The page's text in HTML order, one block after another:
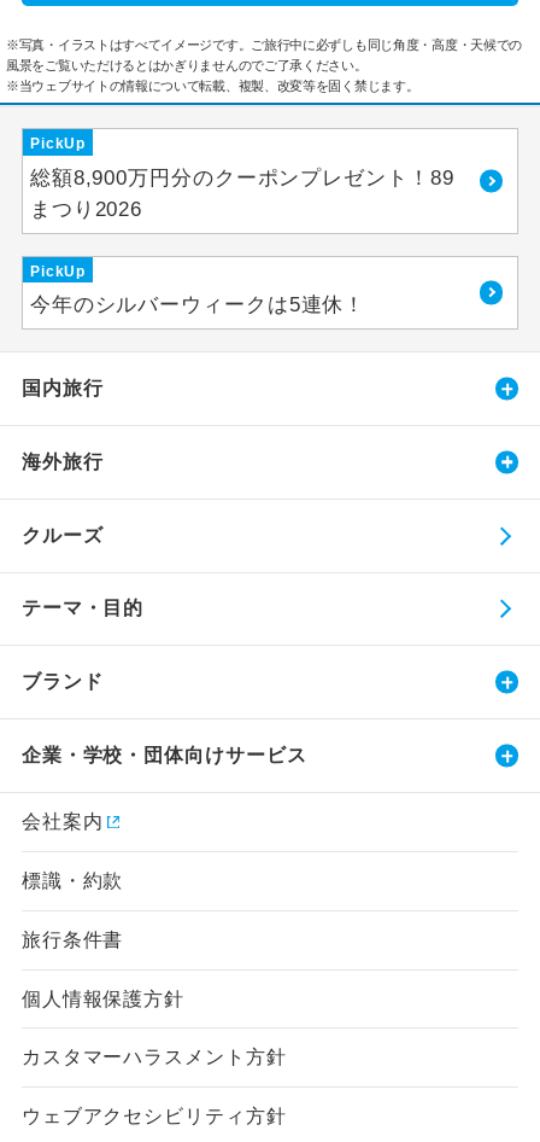
※写真・イラストはすべてイメージです。ご旅行中に必ずしも同じ角度・高度・天候での
風景をご覧いただけるとはかぎりませんのでご了承ください。
※当ウェブサイトの情報について転載、複製、改変等を固く禁じます。
PickUp
総額8,900万円分のクーポンプレゼント！89
まつり2026
PickUp
今年のシルバーウィークは5連休！
国内旅行
海外旅行
クルーズ
テーマ・目的
ブランド
企業・学校・団体向けサービス
会社案内
標識・約款
旅行条件書
個人情報保護方針
カスタマーハラスメント方針
ウェブアクセシビリティ方針